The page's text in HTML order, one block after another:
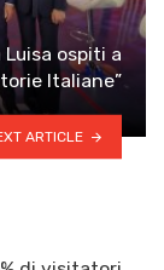
ospiti a
Italiane”
ARTICLE